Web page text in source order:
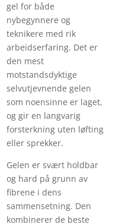
gel for både
nybegynnere og
teknikere med rik
arbeidserfaring. Det er
den mest
motstandsdyktige
selvutjevnende gelen
som noensinne er laget,
og gir en langvarig
forsterkning uten løfting
eller sprekker.
Gelen er svært holdbar
og hard på grunn av
fibrene i dens
sammensetning. Den
kombinerer de beste